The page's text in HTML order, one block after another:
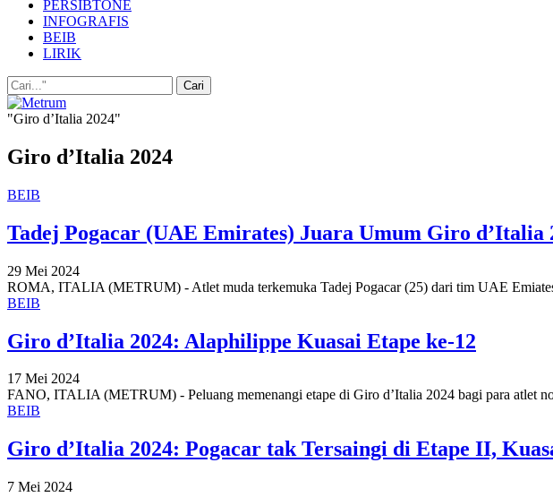
PERSIBTONE
INFOGRAFIS
BEIB
LIRIK
"Giro d’Italia 2024"
Giro d’Italia 2024
BEIB
Tadej Pogacar (UAE Emirates) Juara Umum Giro d’Italia
29 Mei 2024
ROMA, ITALIA (METRUM) - Atlet muda terkemuka Tadej Pogacar (25) dari tim UAE
BEIB
Giro d’Italia 2024: Alaphilippe Kuasai Etape ke-12
17 Mei 2024
FANO, ITALIA (METRUM) - Peluang memenangi etape di Giro d’Italia 2024 bagi para atlet
BEIB
Giro d’Italia 2024: Pogacar tak Tersaingi di Etape II,
7 Mei 2024